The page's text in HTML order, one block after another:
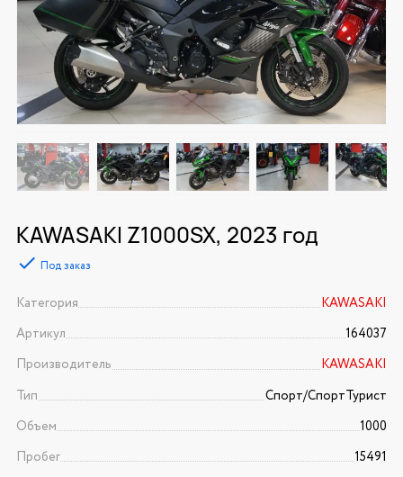
KAWASAKI Z1000SX, 2023 год
Под заказ
Категория
KAWASAKI
Артикул
164037
Производитель
KAWASAKI
Тип
Спорт/CпортТурист
Объем
1000
Пробег
15491